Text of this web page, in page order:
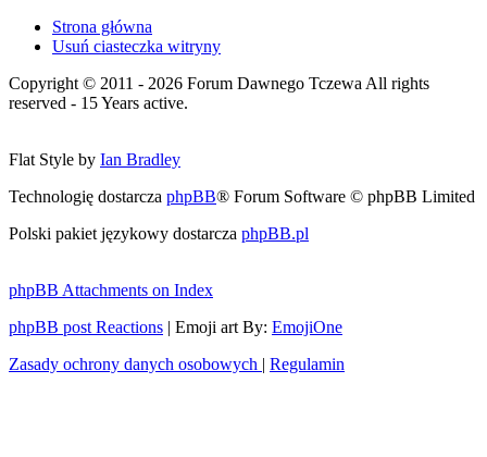
Strona główna
Usuń ciasteczka witryny
Copyright © 2011 - 2026 Forum Dawnego Tczewa All rights
reserved - 15 Years active.
Flat Style by Ian Bradley
Technologię dostarcza phpBB® Forum Software © phpBB Limited
Polski pakiet językowy dostarcza phpBB.pl
phpBB Attachments on Index
phpBB post Reactions | Emoji art By: EmojiOne
Zasady ochrony danych osobowych | Regulamin